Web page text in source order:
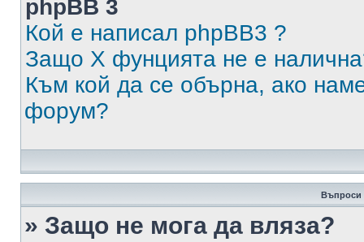
phpBB 3
Кой е написал phpBB3 ?
Защо X фунцията не е
Към кой да се обърна, ако
форум?
Въпроси
» Защо не мога да вляза?